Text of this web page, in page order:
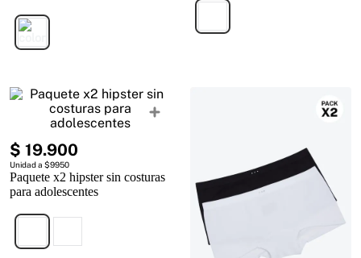
$ 19.900
Unidad a $9950
Paquete x2 hipster sin costuras
para adolescentes